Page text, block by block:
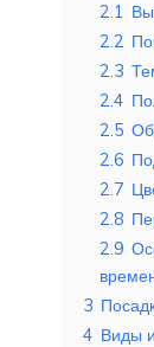
2.1
2.2
2.3
2.4
2.5
2.6
2.7
2.8
2.9
3
4 Виды